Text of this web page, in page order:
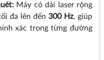
Máy có dải laser rộng
đa lên đến 300 Hz, giúp
xác trong từng đường